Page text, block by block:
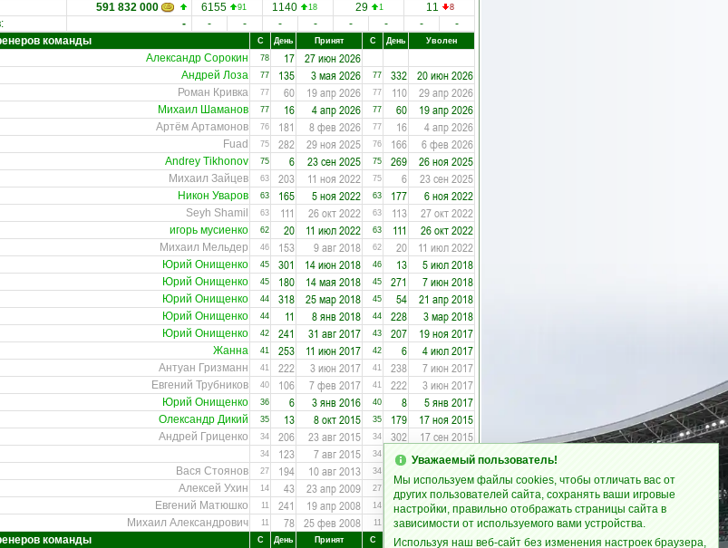
591 832 000 91
6155 18
1140 1
29 8
11
- - - - - - - -
-
команды
С День Принят С День Уволен
Александр Сорокин 78 17 27 июн 2026
Андрей Лоза 77 135 3 мая 2026 77 332 20 июн 2026
Роман Кривка 77 60 19 апр 2026 77 110 29 апр 2026
Михаил Шаманов 77 16 4 апр 2026 77 60 19 апр 2026
Артём Артамонов 76 181 8 фев 2026 77 16 4 апр 2026
Fuad 75 282 29 ноя 2025 76 166 6 фев 2026
Andrey Tikhonov 75 6 23 сен 2025 75 269 26 ноя 2025
Михаил Зайцев 63 203 11 ноя 2022 75 6 23 сен 2025
Никон Уваров 63 165 5 ноя 2022 63 177 6 ноя 2022
Seyh Shamil 63 111 26 окт 2022 63 113 27 окт 2022
игорь мусиенко 62 20 11 июл 2022 63 111 26 окт 2022
Михаил Мельдер 46 153 9 авг 2018 62 20 11 июл 2022
Юрий Онищенко 45 301 14 июн 2018 46 13 5 июл 2018
Юрий Онищенко 45 180 14 мая 2018 45 271 7 июн 2018
Юрий Онищенко 44 318 25 мар 2018 45 54 21 апр 2018
Юрий Онищенко 44 11 8 янв 2018 44 228 3 мар 2018
Юрий Онищенко 42 241 31 авг 2017 43 207 19 ноя 2017
Жанна 41 253 11 июн 2017 42 6 4 июл 2017
Антуан Гризманн 41 222 3 июн 2017 41 238 7 июн 2017
Евгений Трубников 40 106 7 фев 2017 41 222 3 июн 2017
Юрий Онищенко 36 6 3 янв 2016 40 8 5 янв 2017
Олександр Дикий 35 13 8 окт 2015 35 179 17 ноя 2015
Андрей Гриценко 34 206 23 авг 2015 34 302 17 сен 2015
34 123 7 авг 2015 34 206 23 авг 2015
Вася Стоянов 27 194 10 авг 2013 34 123
Алексей Ухин 14 43 23 апр 2009 27 194 10 авг 2013
Евгений Матюшко 11 241 19 апр 2008 14 38 20 апр 2009
Михаил Александрович 11 78 25 фев 2008 11 232 17 апр 2008
команды С День Принят С День Уволен
Уважаемый пользователь!
Мы используем файлы cookies, чтобы отличать вас от
других пользователей сайта, сохранять ваши игровые
настройки, правильно отображать страницы сайта в
зависимости от используемого вами устройства.
Используя наш веб-сайт без изменения настроек браузера,